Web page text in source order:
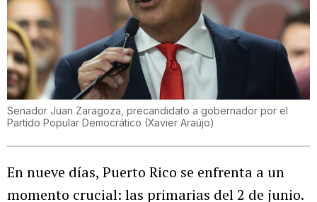
Senador Juan Zaragoza, precandidato a gobernador por el
Partido Popular Democrático (Xavier Araújo)
En nueve días, Puerto Rico se enfrenta a un
momento crucial: las primarias del 2 de junio.